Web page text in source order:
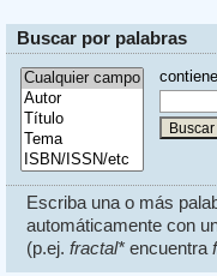
Buscar por palabras
Escriba una o más
automáticamente con
(p.ej. fractal*encuentra